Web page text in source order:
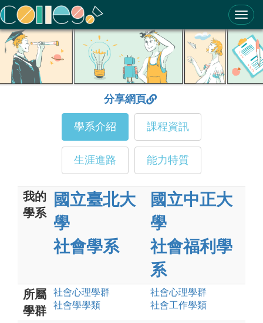
ColleGo! 大學選才與高中育才輔助系統
分享網頁
學系介紹 課程資訊
生涯進路 能力特質
我的
學系
國立臺北大
學
社會學系
國立中正大
學
社會福利學
系
所屬
學群
社會心理學群
社會學學類
社會心理學群
社會工作學類